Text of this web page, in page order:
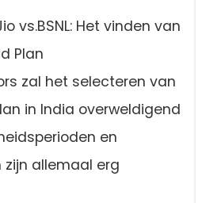
vs.BSNL: Het vinden van
Plan
zal het selecteren van
in India overweldigend
en
allemaal erg